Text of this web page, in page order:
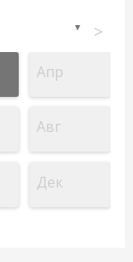
▼ >
Апр
Авг
Дек